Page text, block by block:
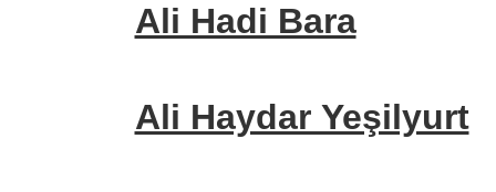
Ali Hadi Bara
Ali Haydar Yeşilyurt